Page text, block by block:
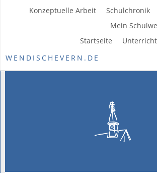
Schulchronik
Konzeptuelle Arbeit
Mein
Startseite
WENDISCHEVERN.DE